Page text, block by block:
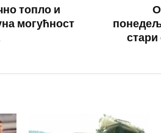
топло и
могућност